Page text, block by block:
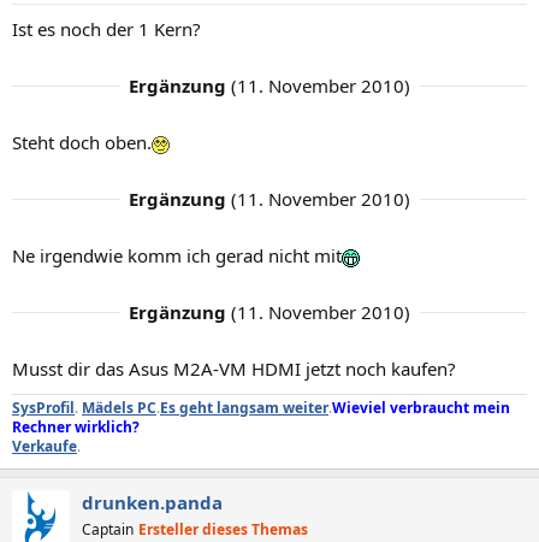
Ist es noch der 1 Kern?
Ergänzung (11. November 2010)
Steht doch oben.
Ergänzung (11. November 2010)
Ne irgendwie komm ich gerad nicht mit
Ergänzung (11. November 2010)
Musst dir das Asus M2A-VM HDMI jetzt noch kaufen?
SysProfil. Mädels PC.Es geht langsam weiter.Wieviel verbraucht mein
Rechner wirklich?
Verkaufe.
drunken.panda
Captain Ersteller dieses Themas